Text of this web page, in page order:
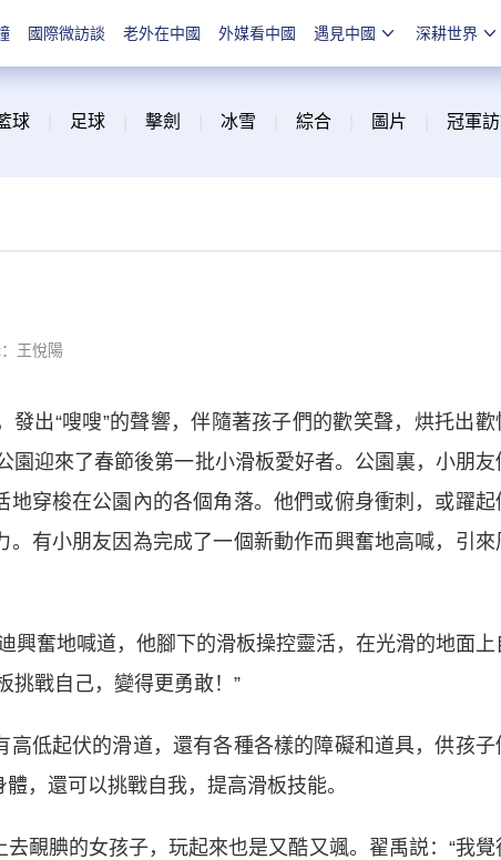
國際微訪談 老外在中國 外媒看中國 遇見中國 深耕世界
球 足球 擊劍 冰雪 綜合 圖片 冠軍
王悅陽
出“嗖嗖”的聲響，伴隨著孩子們的歡笑聲，烘托出歡
園迎來了春節後第一批小滑板愛好者。公園裏，小朋友
穿梭在公園內的各個角落。他們或俯身衝刺，或躍起
有小朋友因為完成了一個新動作而興奮地高喊，引來
奮地喊道，他腳下的滑板操控靈活，在光滑的地面上
挑戰自己，變得更勇敢！”
低起伏的滑道，還有各種各樣的障礙和道具，供孩子
，還可以挑戰自我，提高滑板技能。
腆的女孩子，玩起來也是又酷又颯。翟禹説：“我覺